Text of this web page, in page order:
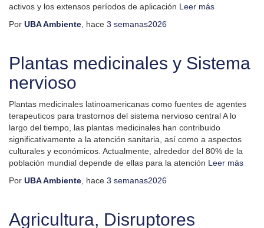
activos y los extensos períodos de aplicación Leer más
Por UBA Ambiente , hace 3 semanas2026
Plantas medicinales y Sistema
nervioso
Plantas medicinales latinoamericanas como fuentes de agentes
terapeuticos para trastornos del sistema nervioso central A lo
largo del tiempo, las plantas medicinales han contribuido
significativamente a la atención sanitaria, así como a aspectos
culturales y económicos. Actualmente, alrededor del 80% de la
población mundial depende de ellas para la atención Leer más
Por UBA Ambiente , hace 3 semanas2026
Agricultura, Disruptores